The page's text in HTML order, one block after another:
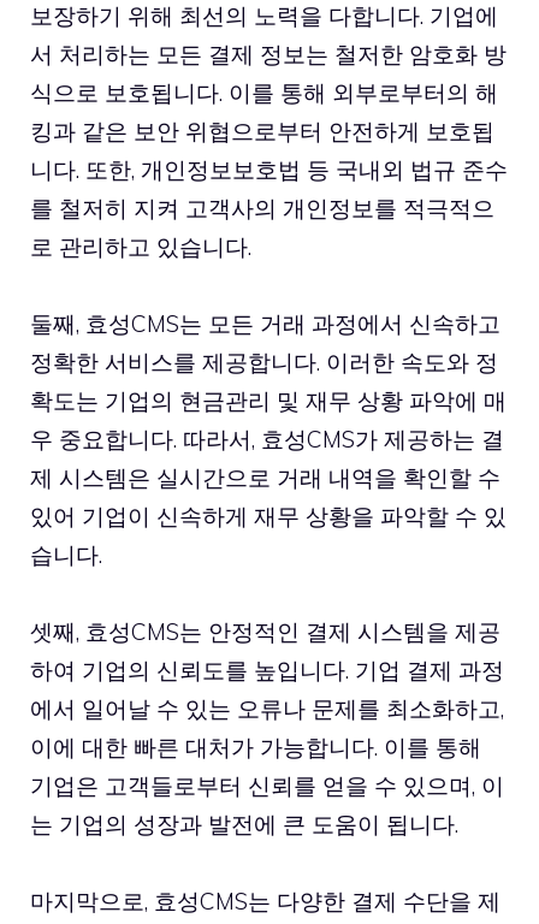
보장하기 위해 최선의 노력을 다합니다. 기업에
서 처리하는 모든 결제 정보는 철저한 암호화 방
식으로 보호됩니다. 이를 통해 외부로부터의 해
킹과 같은 보안 위협으로부터 안전하게 보호됩
니다. 또한, 개인정보보호법 등 국내외 법규 준수
를 철저히 지켜 고객사의 개인정보를 적극적으
로 관리하고 있습니다.
둘째, 효성CMS는 모든 거래 과정에서 신속하고
정확한 서비스를 제공합니다. 이러한 속도와 정
확도는 기업의 현금관리 및 재무 상황 파악에 매
우 중요합니다. 따라서, 효성CMS가 제공하는 결
제 시스템은 실시간으로 거래 내역을 확인할 수
있어 기업이 신속하게 재무 상황을 파악할 수 있
습니다.
셋째, 효성CMS는 안정적인 결제 시스템을 제공
하여 기업의 신뢰도를 높입니다. 기업 결제 과정
에서 일어날 수 있는 오류나 문제를 최소화하고,
이에 대한 빠른 대처가 가능합니다. 이를 통해
기업은 고객들로부터 신뢰를 얻을 수 있으며, 이
는 기업의 성장과 발전에 큰 도움이 됩니다.
마지막으로, 효성CMS는 다양한 결제 수단을 제